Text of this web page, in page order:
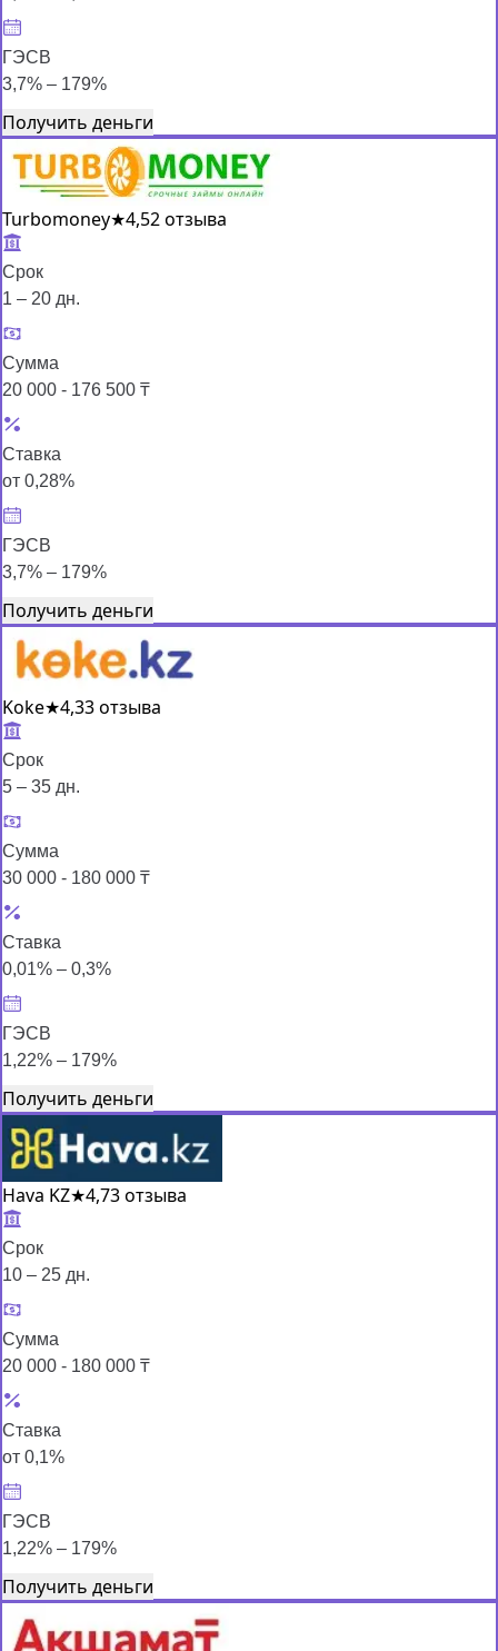
ГЭСВ
3,7% – 179%
Получить деньги
Turbomoney★4,52 отзыва
Срок
1 – 20 дн.
Сумма
20 000 - 176 500 ₸
Ставка
от 0,28%
ГЭСВ
3,7% – 179%
Получить деньги
Koke★4,33 отзыва
Срок
5 – 35 дн.
Сумма
30 000 - 180 000 ₸
Ставка
0,01% – 0,3%
ГЭСВ
1,22% – 179%
Получить деньги
Hava KZ★4,73 отзыва
Срок
10 – 25 дн.
Сумма
20 000 - 180 000 ₸
Ставка
от 0,1%
ГЭСВ
1,22% – 179%
Получить деньги